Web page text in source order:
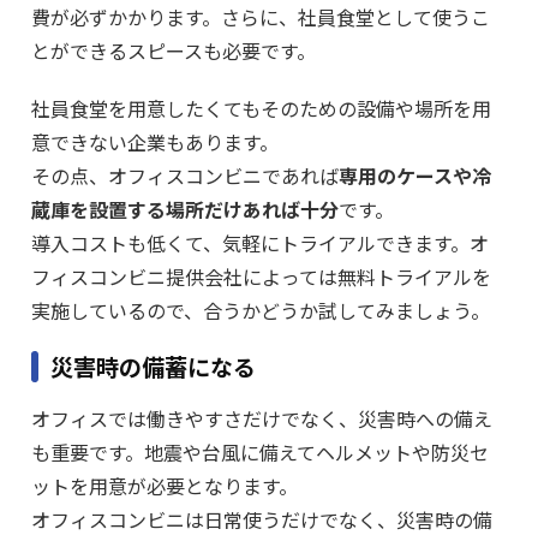
費が必ずかかります。さらに、社員食堂として使うこ
とができるスピースも必要です。
社員食堂を用意したくてもそのための設備や場所を用
意できない企業もあります。
その点、オフィスコンビニであれば専用のケースや冷
蔵庫を設置する場所だけあれば十分です。
導入コストも低くて、気軽にトライアルできます。オ
フィスコンビニ提供会社によっては無料トライアルを
実施しているので、合うかどうか試してみましょう。
災害時の備蓄になる
オフィスでは働きやすさだけでなく、災害時への備え
も重要です。地震や台風に備えてヘルメットや防災セ
ットを用意が必要となります。
オフィスコンビニは日常使うだけでなく、災害時の備